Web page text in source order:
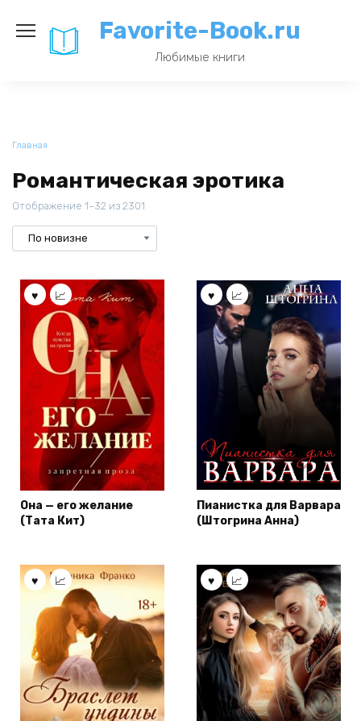
содержанию
Favorite-Book.ru
Любимые книги
Главная
Романтическая эротика
Отображение 1–32 из 2301
Она — его желание
(Тата Кит)
Пианистка для Варвара
(Штогрина Анна)